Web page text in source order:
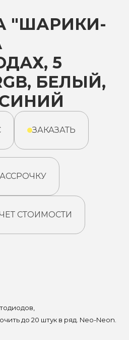
"ШАРИКИ-
5
БЕЛЫЙ,
ЗАКАЗАТЬ
СТОИМОСТИ
до 20 штук в ряд. Neo-Neon.